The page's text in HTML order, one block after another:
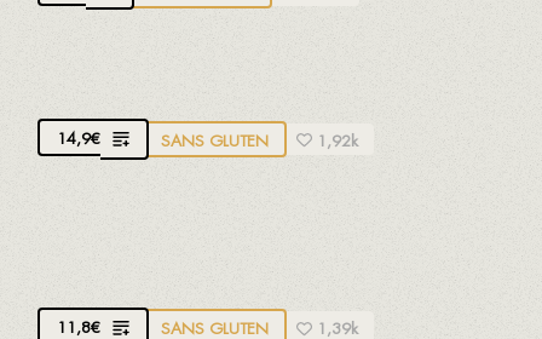
14,9€ SANS GLUTEN 1,92k
Sardines de notre côte
11,8€ SANS GLUTEN 1,39k